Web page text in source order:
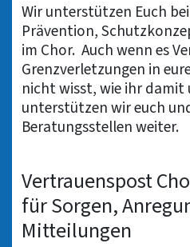
Wir unterstützen Euch
Prävention,
im Chor. Auch wenn es
Grenzverletzungen in
nicht wisst, wie ihr damit
unterstützen wir euch
Beratungsstellen weiter.
Vertrauenspost
für Sorgen,
Mitteilungen